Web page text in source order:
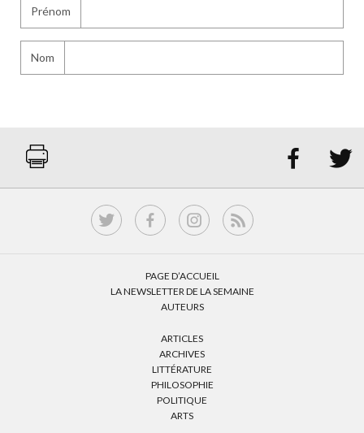
Prénom
Nom
 
PAGE D’ACCUEIL
LA NEWSLETTER DE LA SEMAINE
AUTEURS
ARTICLES
ARCHIVES
LITTÉRATURE
PHILOSOPHIE
POLITIQUE
ARTS